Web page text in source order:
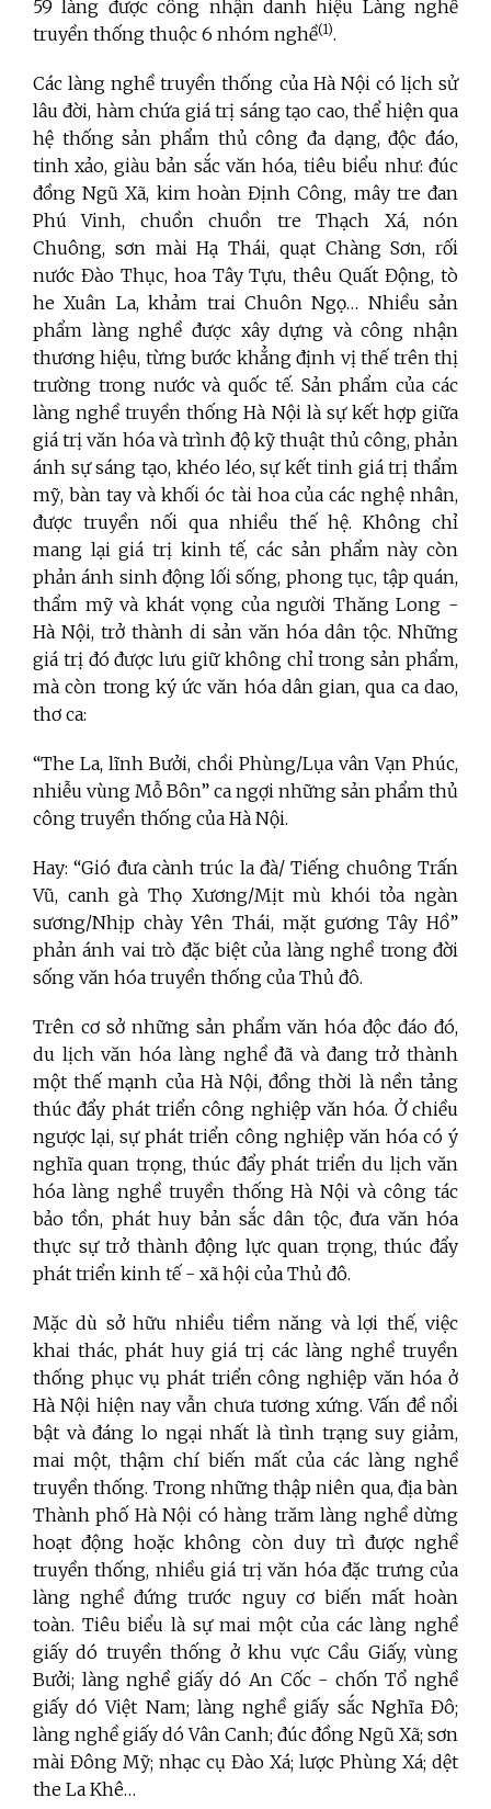
59 làng được công nhận danh hiệu Làng nghề
truyền thống thuộc 6 nhóm nghề(1).
Các làng nghề truyền thống của Hà Nội có lịch sử
lâu đời, hàm chứa giá trị sáng tạo cao, thể hiện qua
hệ thống sản phẩm thủ công đa dạng, độc đáo,
tinh xảo, giàu bản sắc văn hóa, tiêu biểu như: đúc
đồng Ngũ Xã, kim hoàn Định Công, mây tre đan
Phú Vinh, chuồn chuồn tre Thạch Xá, nón
Chuông, sơn mài Hạ Thái, quạt Chàng Sơn, rối
nước Đào Thục, hoa Tây Tựu, thêu Quất Động, tò
he Xuân La, khảm trai Chuôn Ngọ… Nhiều sản
phẩm làng nghề được xây dựng và công nhận
thương hiệu, từng bước khẳng định vị thế trên thị
trường trong nước và quốc tế. Sản phẩm của các
làng nghề truyền thống Hà Nội là sự kết hợp giữa
giá trị văn hóa và trình độ kỹ thuật thủ công, phản
ánh sự sáng tạo, khéo léo, sự kết tinh giá trị thẩm
mỹ, bàn tay và khối óc tài hoa của các nghệ nhân,
được truyền nối qua nhiều thế hệ. Không chỉ
mang lại giá trị kinh tế, các sản phẩm này còn
phản ánh sinh động lối sống, phong tục, tập quán,
thẩm mỹ và khát vọng của người Thăng Long -
Hà Nội, trở thành di sản văn hóa dân tộc. Những
giá trị đó được lưu giữ không chỉ trong sản phẩm,
mà còn trong ký ức văn hóa dân gian, qua ca dao,
thơ ca:
“The La, lĩnh Bưởi, chồi Phùng/Lụa vân Vạn Phúc,
nhiễu vùng Mỗ Bôn” ca ngợi những sản phẩm thủ
công truyền thống của Hà Nội.
Hay: “Gió đưa cành trúc la đà/ Tiếng chuông Trấn
Vũ, canh gà Thọ Xương/Mịt mù khói tỏa ngàn
sương/Nhịp chày Yên Thái, mặt gương Tây Hồ”
phản ánh vai trò đặc biệt của làng nghề trong đời
sống văn hóa truyền thống của Thủ đô.
Trên cơ sở những sản phẩm văn hóa độc đáo đó,
du lịch văn hóa làng nghề đã và đang trở thành
một thế mạnh của Hà Nội, đồng thời là nền tảng
thúc đẩy phát triển công nghiệp văn hóa. Ở chiều
ngược lại, sự phát triển công nghiệp văn hóa có ý
nghĩa quan trọng, thúc đẩy phát triển du lịch văn
hóa làng nghề truyền thống Hà Nội và công tác
bảo tồn, phát huy bản sắc dân tộc, đưa văn hóa
thực sự trở thành động lực quan trọng, thúc đẩy
phát triển kinh tế - xã hội của Thủ đô.
Mặc dù sở hữu nhiều tiềm năng và lợi thế, việc
khai thác, phát huy giá trị các làng nghề truyền
thống phục vụ phát triển công nghiệp văn hóa ở
Hà Nội hiện nay vẫn chưa tương xứng. Vấn đề nổi
bật và đáng lo ngại nhất là tình trạng suy giảm,
mai một, thậm chí biến mất của các làng nghề
truyền thống. Trong những thập niên qua, địa bàn
Thành phố Hà Nội có hàng trăm làng nghề dừng
hoạt động hoặc không còn duy trì được nghề
truyền thống, nhiều giá trị văn hóa đặc trưng của
làng nghề đứng trước nguy cơ biến mất hoàn
toàn. Tiêu biểu là sự mai một của các làng nghề
giấy dó truyền thống ở khu vực Cầu Giấy, vùng
Bưởi; làng nghề giấy dó An Cốc - chốn Tổ nghề
giấy dó Việt Nam; làng nghề giấy sắc Nghĩa Đô;
làng nghề giấy dó Vân Canh; đúc đồng Ngũ Xã; sơn
mài Đông Mỹ; nhạc cụ Đào Xá; lược Phùng Xá; dệt
the La Khê…